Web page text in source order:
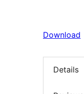
Download
Details